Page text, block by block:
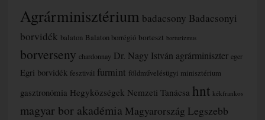
Agrárminisztérium badacsony Badacsonyi
borvidék balaton Balaton borrégió borteszt borturizmus
borverseny chardonnay Dr. Nagy István agrárminiszter eger
Egri borvidék fesztivál furmint földművelésügyi minisztérium
gasztronómia Hegyközségek Nemzeti Tanácsa hnt kékfrankos
magyar bor akadémia Magyarország Legszebb